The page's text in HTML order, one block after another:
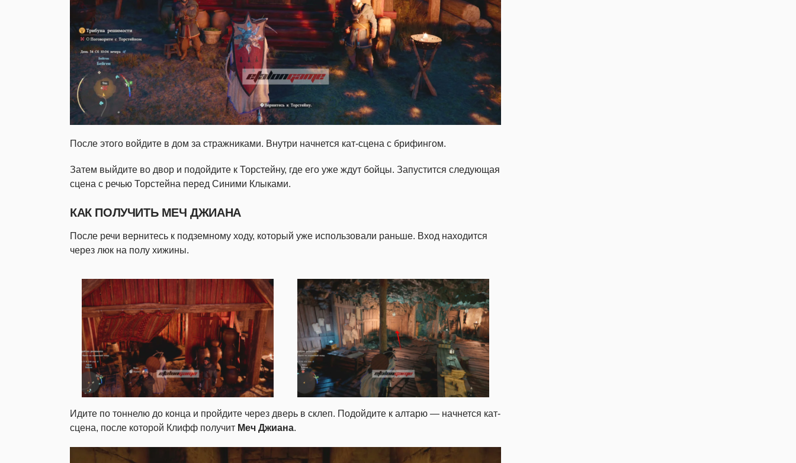
После этого войдите в дом за стражниками. Внутри начнется кат-сцена с брифингом.
Затем выйдите во двор и подойдите к Торстейну, где его уже ждут бойцы. Запустится следующая
сцена с речью Торстейна перед Синими Клыками.
КАК ПОЛУЧИТЬ МЕЧ ДЖИАНА
После речи вернитесь к подземному ходу, который уже использовали раньше. Вход находится
через люк на полу хижины.
Идите по тоннелю до конца и пройдите через дверь в склеп. Подойдите к алтарю — начнется кат-
сцена, после которой Клифф получит Меч Джиана.